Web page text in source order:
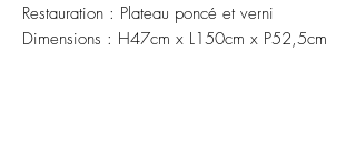
Restauration : Plateau poncé et verni
Dimensions : H47cm x L150cm x P52,5cm